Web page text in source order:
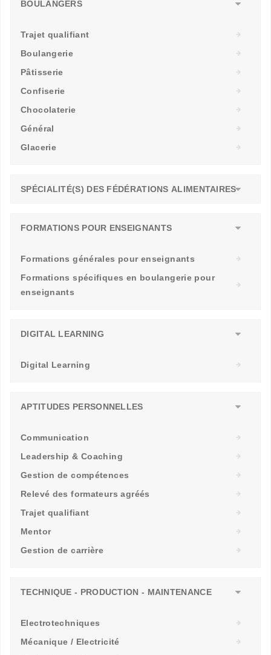
BOULANGERS
Trajet qualifiant
Boulangerie
Pâtisserie
Confiserie
Chocolaterie
Général
Glacerie
SPÉCIALITÉ(S) DES FÉDÉRATIONS ALIMENTAIRES
FORMATIONS POUR ENSEIGNANTS
Formations générales pour enseignants
Formations spécifiques en boulangerie pour
enseignants
DIGITAL LEARNING
Digital Learning
APTITUDES PERSONNELLES
Communication
Leadership & Coaching
Gestion de compétences
Relevé des formateurs agréés
Trajet qualifiant
Mentor
Gestion de carrière
TECHNIQUE - PRODUCTION - MAINTENANCE
Electrotechniques
Mécanique / Electricité